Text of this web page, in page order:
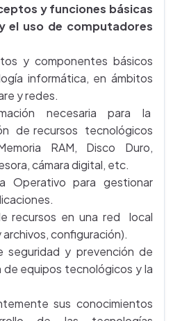
y funciones básicas
el uso de computadores
y componentes básicos
informática, en ámbitos
y redes.
necesaria para la
de recursos tecnológicos
RAM, Disco Duro,
cámara digital, etc.
Operativo para gestionar
recursos en una red local
configuración).
seguridad y prevención de
de equipos tecnológicos y la
sus conocimientos